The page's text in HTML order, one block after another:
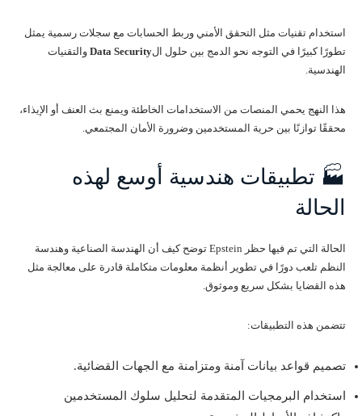
استخدام تقنيات مثل التحقق الأمني وربط الحسابات مع سجلات رسمية يمثل
تطورًا كبيرًا في التوجه نحو الدمج بين حلول الData Security والتقنيات
الهندسية.
هذا النهج يحمي المنصات من الاستخدامات الخاطئة ويمنع بث العنف أو الإيذاء،
محققًا توازنًا بين حرية المستخدمين وضرورة الأمان المجتمعي.
🏭 تطبيقات هندسية أوسع لهذه
الحالة
الحالة التي تم فيها حظر Epstein توضح كيف أن الهندسة الصناعية وهندسة
النظم تلعب دورًا في تطوير أنظمة معلومات متكاملة قادرة على معالجة مثل
هذه القضايا بشكل سريع وموثوق.
تتضمن هذه التطبيقات:
تصميم قواعد بيانات آمنة ومتزامنة مع الجهات القضائية.
استخدام البرمجيات المتقدمة لتحليل سلوك المستخدمين